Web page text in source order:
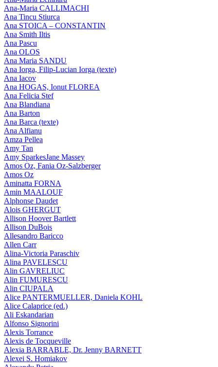
Ana-Maria CALLIMACHI
Ana Tincu Stiurca
Ana STOICA – CONSTANTIN
Ana Smith Iltis
Ana Pascu
Ana OLOS
Ana Maria SANDU
Ana Iorga, Filip-Lucian Iorga (texte)
Ana Iacov
Ana HOGAS, Ionut FLOREA
Ana Felicia Stef
Ana Blandiana
Ana Barton
Ana Barca (texte)
Ana Alfianu
Amza Pellea
Amy Tan
Amy SparkesJane Massey
Amos Oz, Fania Oz-Salzberger
Amos Oz
Aminatta FORNA
Amin MAALOUF
Alphonse Daudet
Alois GHERGUT
Allison Hoover Bartlett
Allison DuBois
Allesandro Baricco
Allen Carr
Alina-Victoria Paraschiv
Alina PAVELESCU
Alin GAVRELIUC
Alin FUMURESCU
Alin CIUPALA
Alice PANTERMUELLER, Daniela KOHL
Alice Calaprice (ed.)
Ali Eskandarian
Alfonso Signorini
Alexis Torrance
Alexis de Tocqueville
Alexia BARRABLE, Dr. Jenny BARNETT
Alexei S. Homiakov